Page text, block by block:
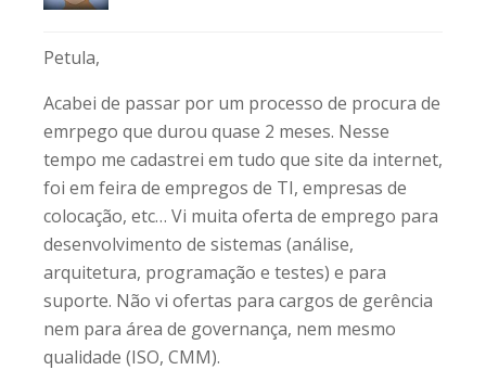
Petula,
Acabei de passar por um processo de procura de
emrpego que durou quase 2 meses. Nesse
tempo me cadastrei em tudo que site da internet,
foi em feira de empregos de TI, empresas de
colocação, etc… Vi muita oferta de emprego para
desenvolvimento de sistemas (análise,
arquitetura, programação e testes) e para
suporte. Não vi ofertas para cargos de gerência
nem para área de governança, nem mesmo
qualidade (ISO, CMM).